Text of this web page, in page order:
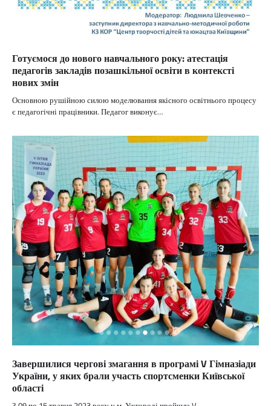
Готуємося до нового навчального року: атестація
педагогів закладів позашкільної освіти в контексті
нових змін
Основною рушійною силою моделювання якісного освітнього процесу
є педагогічні працівники. Педагог виконує…
Завершилися чергові змагання в програмі V Гімназіади
України, у яких брали участь спортсменки Київської
області